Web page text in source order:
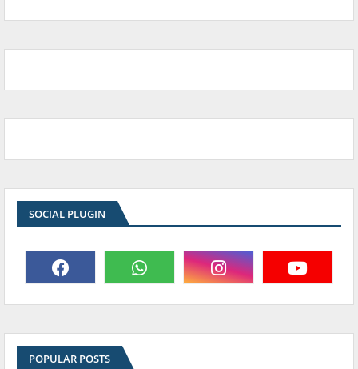
SOCIAL PLUGIN
POPULAR POSTS